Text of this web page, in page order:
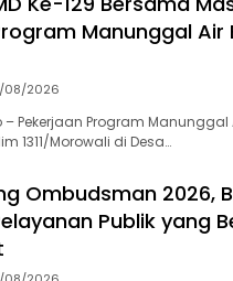
Manunggal Air
08/2026
Pekerjaan Program
1311/Morowali di Desa…
Ombudsman 2026,
Publik yang